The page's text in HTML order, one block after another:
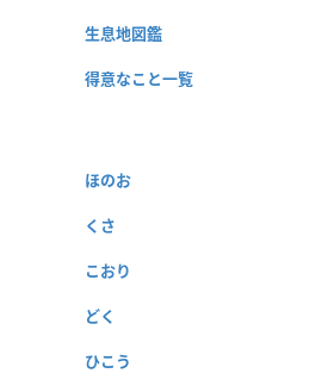
生息地図鑑
得意なこと一覧
ほのお
くさ
こおり
どく
ひこう